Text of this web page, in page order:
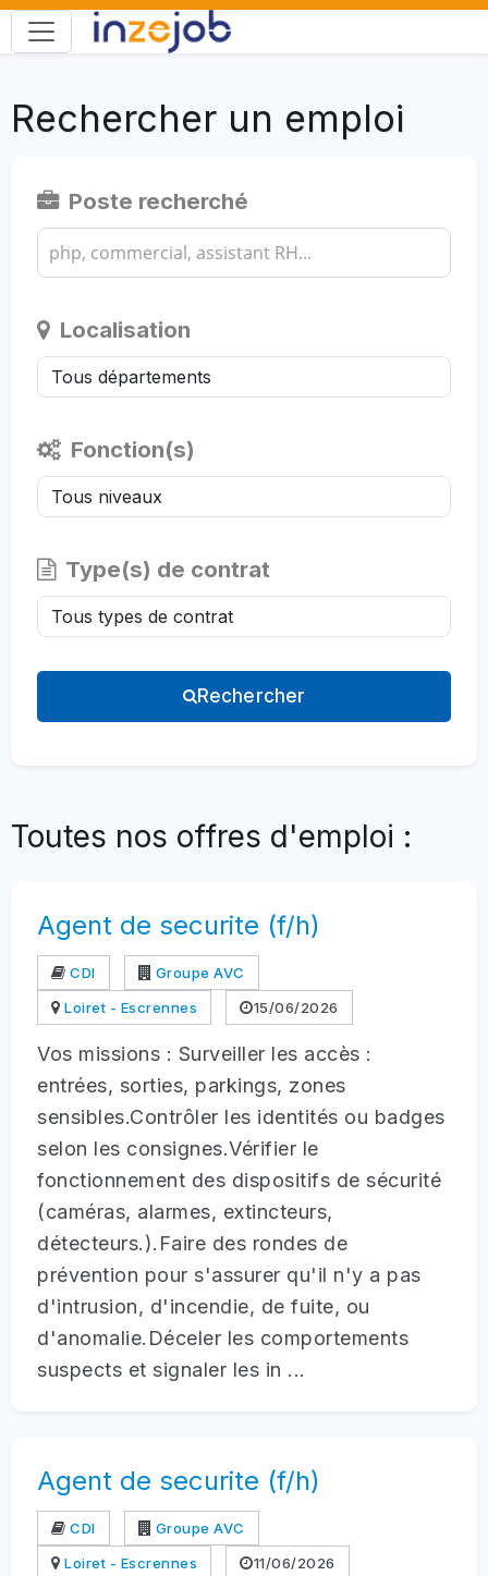
Rechercher un emploi
Poste recherché
Localisation
Fonction(s)
Type(s) de contrat
Rechercher
Toutes nos offres d'emploi :
Agent de securite (f/h)
CDI
Groupe AVC
Loiret - Escrennes
15/06/2026
Vos missions : Surveiller les accès :
entrées, sorties, parkings, zones
sensibles.Contrôler les identités ou badges
selon les consignes.Vérifier le
fonctionnement des dispositifs de sécurité
(caméras, alarmes, extincteurs,
détecteurs.).Faire des rondes de
prévention pour s'assurer qu'il n'y a pas
d'intrusion, d'incendie, de fuite, ou
d'anomalie.Déceler les comportements
suspects et signaler les in ...
Agent de securite (f/h)
CDI
Groupe AVC
Loiret - Escrennes
11/06/2026